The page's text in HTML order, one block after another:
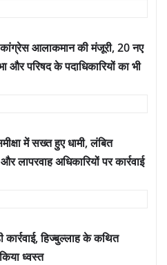
कांग्रेस आलाकमान की मंजूरी, 20 नए
और परिषद के पदाधिकारियों का भी
में सख्त हुए धामी, लंबित
लापरवाह अधिकारियों पर कार्रवाई
हिज्बुल्लाह के कथित
ध्वस्त